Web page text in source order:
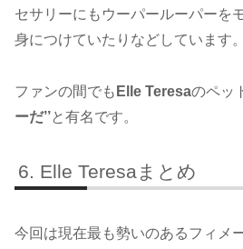
セサリーにもウーパールーパーを
身につけていたりなどしています。
ファンの間でも Elle Teresaのペッ
ーだ’’と有名です。
Elle Teresaまとめ
今回は現在最も勢いのあるフィメ